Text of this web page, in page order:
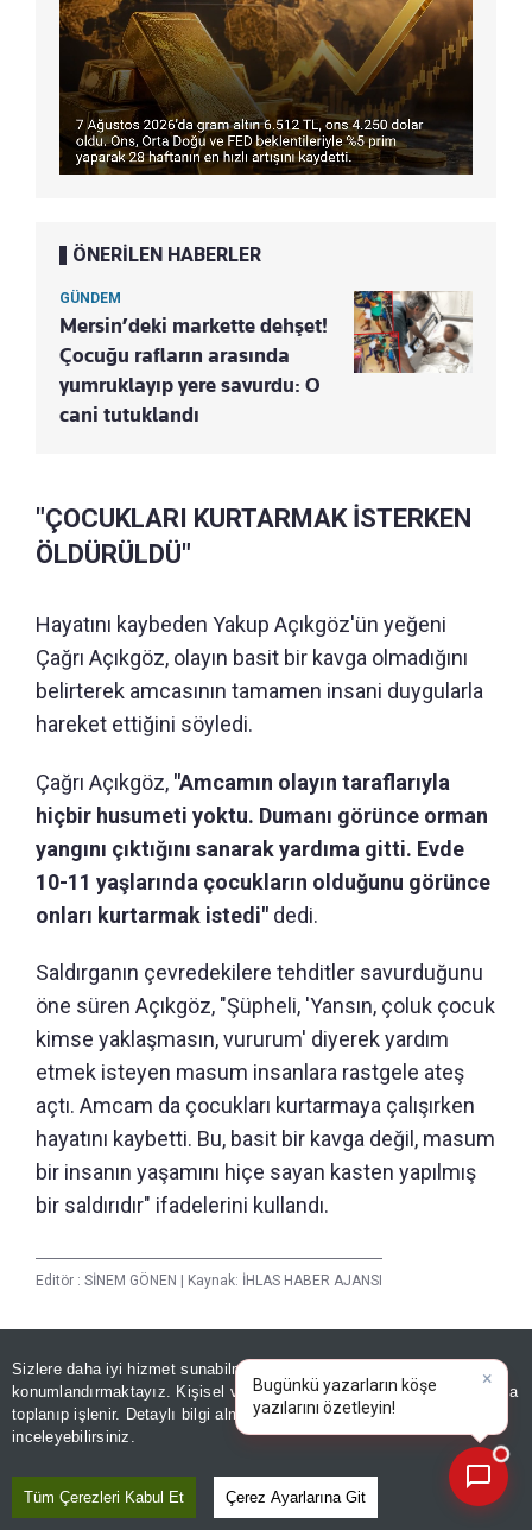
Sizlere daha iyi hizmet sunabilmek adına sitemizde
konumlandırmaktayız. Kişisel verileriniz, KVKK ve GDPR kapsamında
toplanıp işlenir. Detaylı bilgi almak içinAydınlatma Metnimizi
inceleyebilirsiniz.
Tüm Çerezleri Kabul Et Çerez Ayarlarına Git
ÖNERİLEN HABERLER
GÜNDEM
Mersin’deki markette dehşet!
Çocuğu rafların arasında
yumruklayıp yere savurdu: O
cani tutuklandı
"ÇOCUKLARI KURTARMAK İSTERKEN
ÖLDÜRÜLDÜ"
Hayatını kaybeden Yakup Açıkgöz'ün yeğeni
Çağrı Açıkgöz, olayın basit bir kavga olmadığını
belirterek amcasının tamamen insani duygularla
hareket ettiğini söyledi.
Çağrı Açıkgöz, "Amcamın olayın taraflarıyla
hiçbir husumeti yoktu. Dumanı görünce orman
yangını çıktığını sanarak yardıma gitti. Evde
10-11 yaşlarında çocukların olduğunu görünce
onları kurtarmak istedi" dedi.
Saldırganın çevredekilere tehditler savurduğunu
öne süren Açıkgöz, "Şüpheli, 'Yansın, çoluk çocuk
kimse yaklaşmasın, vururum' diyerek yardım
etmek isteyen masum insanlara rastgele ateş
açtı. Amcam da çocukları kurtarmaya çalışırken
hayatını kaybetti. Bu, basit bir kavga değil, masum
bir insanın yaşamını hiçe sayan kasten yapılmış
bir saldırıdır" ifadelerini kullandı.
Editör : SİNEM GÖNEN | Kaynak: İHLAS HABER AJANSI
Paylaş
Yayın Tarihi | 06 Ağustos, 2026 - 20:58
Haberle İlgili Daha Fazlası
3. Sayfa
Bugünkü yazarla